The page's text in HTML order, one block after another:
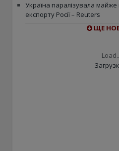
Україна паралізувала
експорту Росії – Reuters
ЩЕ